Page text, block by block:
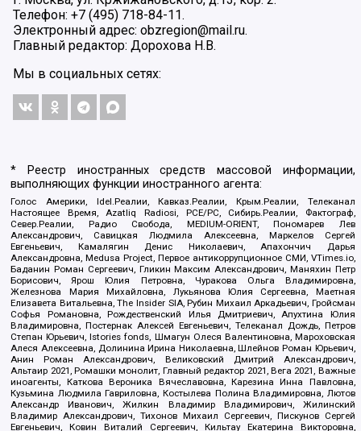
Телефон: +7 (495) 718-84-11.
Электронный адрес: obzregion@mail.ru.
Главный редактор: Дорохова Н.В.
Мы в социальных сетях:
* Реестр иностранных средств массовой информации,
выполняющих функции иностранного агента:
Голос Америки, Idel.Реалии, Кавказ.Реалии, Крым.Реалии, Телеканал
Настоящее Время, Azatliq Radiosi, PCE/PC, Сибирь.Реалии, Фактограф,
Север.Реалии, Радио Свобода, MEDIUM-ORIENT, Пономарев Лев
Александрович, Савицкая Людмила Алексеевна, Маркелов Сергей
Евгеньевич, Камалягин Денис Николаевич, Апахончич Дарья
Александровна, Medusa Project, Первое антикоррупционное СМИ, VTimes.io,
Баданин Роман Сергеевич, Гликин Максим Александрович, Маняхин Петр
Борисович, Ярош Юлия Петровна, Чуракова Ольга Владимировна,
Железнова Мария Михайловна, Лукьянова Юлия Сергеевна, Маетная
Елизавета Витальевна, The Insider SIA, Рубин Михаил Аркадьевич, Гройсман
Софья Романовна, Рождественский Илья Дмитриевич, Апухтина Юлия
Владимировна, Постернак Алексей Евгеньевич, Телеканал Дождь, Петров
Степан Юрьевич, Istories fonds, Шмагун Олеся Валентиновна, Мароховская
Алеся Алексеевна, Долинина Ирина Николаевна, Шлейнов Роман Юрьевич,
Анин Роман Александрович, Великовский Дмитрий Александрович,
Альтаир 2021, Ромашки монолит, Главный редактор 2021, Вега 2021, Важные
иноагенты, Каткова Вероника Вячеславовна, Карезина Инна Павловна,
Кузьмина Людмила Гавриловна, Костылева Полина Владимировна, Лютов
Александр Иванович, Жилкин Владимир Владимирович, Жилинский
Владимир Александрович, Тихонов Михаил Сергеевич, Пискунов Сергей
Евгеньевич, Ковин Виталий Сергеевич, Кильтау Екатерина Викторовна,